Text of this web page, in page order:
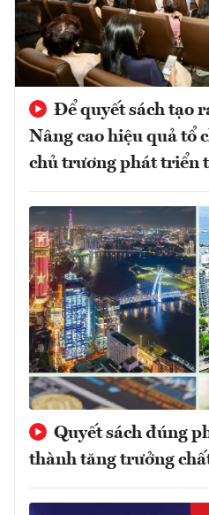
Để quyết sách tạo
Nâng cao hiệu quả tổ
chủ trương phát triển
Quyết sách đúng
thành tăng trưởng